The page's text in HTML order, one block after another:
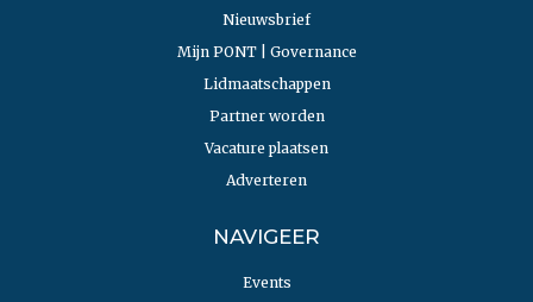
Nieuwsbrief
Mijn PONT | Governance
Lidmaatschappen
Partner worden
Vacature plaatsen
Adverteren
NAVIGEER
Events